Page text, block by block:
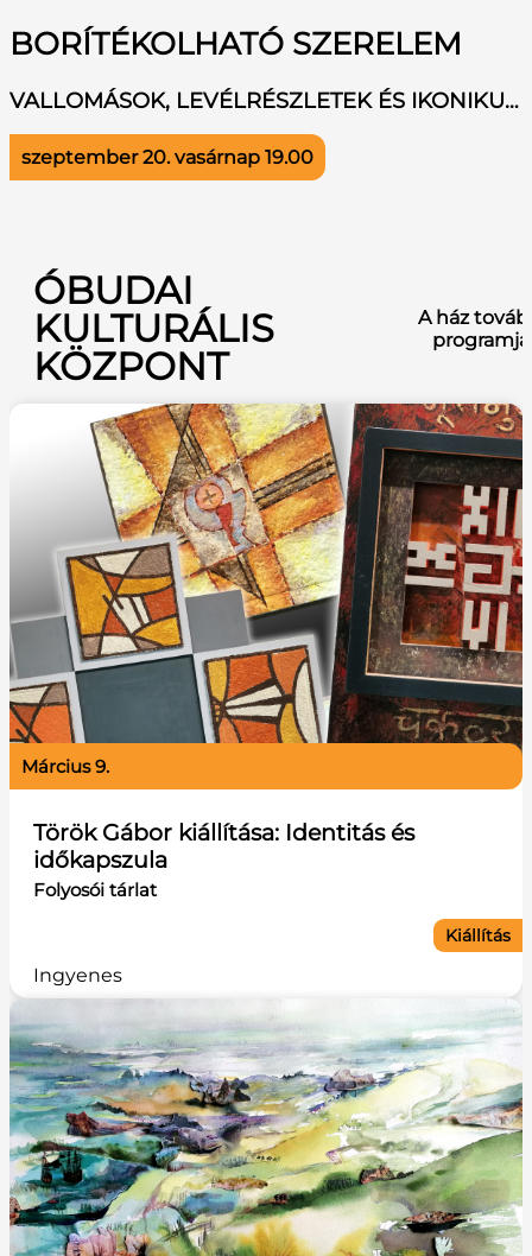
BORÍTÉKOLHATÓ SZERELEM
VALLOMÁSOK, LEVÉLRÉSZLETEK ÉS IKONIKUS DALOK A SZERELEMRŐL
szeptember 20. vasárnap 19.00
ÓBUDAI
KULTURÁLIS
KÖZPONT
A ház
Török Gábor kiállítása: Identitás és
időkapszula
Folyosói tárlat
március 9.
Ingyenes
Kiállítás